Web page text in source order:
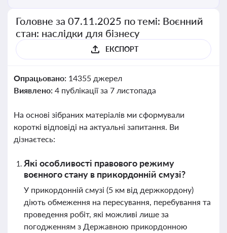
Головне за 07.11.2025 по темі: Воєнний
стан: наслідки для бізнесу
ЕКСПОРТ
Опрацьовано: 14355 джерел
Виявлено: 4 публікації за 7 листопада
На основі зібраних матеріалів ми сформували
короткі відповіді на актуальні запитання. Ви
дізнаєтесь:
Які особливості правового режиму
воєнного стану в прикордонній смузі?
У прикордонній смузі (5 км від держкордону)
діють обмеження на пересування, перебування та
проведення робіт, які можливі лише за
погодженням з Державною прикордонною